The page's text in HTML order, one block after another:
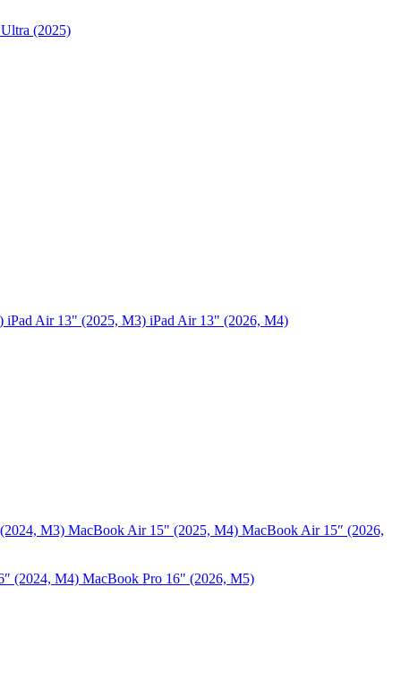
(2025)
iPad Air 13" (2025, M3) iPad Air 13" (2026, M4)
M3) MacBook Air 15" (2025, M4) MacBook Air 15″ (2026,
(2024, M4) MacBook Pro 16" (2026, M5)